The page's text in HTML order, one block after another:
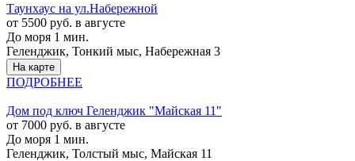
Таунхаус на ул.Набережной
от 5500 руб. в августе
До моря 1 мин.
Геленджик, Тонкий мыс, Набережная 3
На карте
ПОДРОБНЕЕ
Дом под ключ Геленджик "Майская 11"
от 7000 руб. в августе
До моря 1 мин.
Геленджик, Толстый мыс, Майская 11